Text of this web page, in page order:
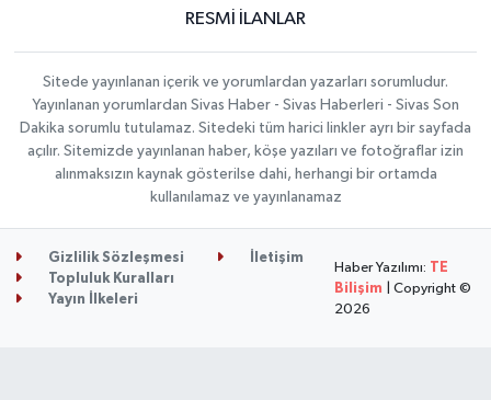
RESMİ İLANLAR
Sitede yayınlanan içerik ve yorumlardan yazarları sorumludur.
Yayınlanan yorumlardan Sivas Haber - Sivas Haberleri - Sivas Son
Dakika sorumlu tutulamaz. Sitedeki tüm harici linkler ayrı bir sayfada
açılır. Sitemizde yayınlanan haber, köşe yazıları ve fotoğraflar izin
alınmaksızın kaynak gösterilse dahi, herhangi bir ortamda
kullanılamaz ve yayınlanamaz
Gizlilik Sözleşmesi
İletişim
Topluluk Kuralları
Yayın İlkeleri
Haber Yazılımı: TE
Bilişim | Copyright ©
2026